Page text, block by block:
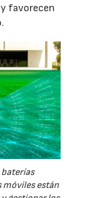
favorecen
móviles están